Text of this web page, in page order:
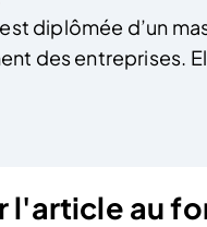
diplômée d’un
des entreprises.
l'article au